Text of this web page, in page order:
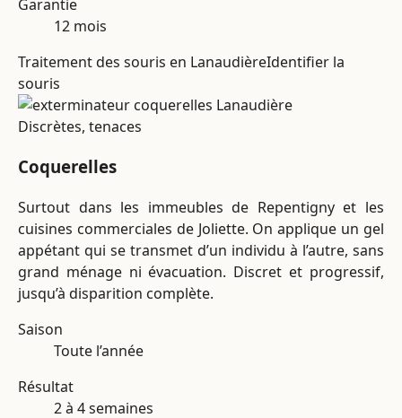
Garantie
12 mois
Traitement des souris en LanaudièreIdentifier la
souris
Discrètes, tenaces
Coquerelles
Surtout dans les immeubles de Repentigny et les
cuisines commerciales de Joliette. On applique un gel
appétant qui se transmet d’un individu à l’autre, sans
grand ménage ni évacuation. Discret et progressif,
jusqu’à disparition complète.
Saison
Toute l’année
Résultat
2 à 4 semaines